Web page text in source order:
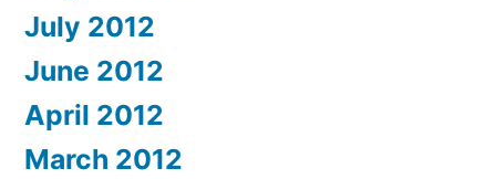
July 2012
June 2012
April 2012
March 2012